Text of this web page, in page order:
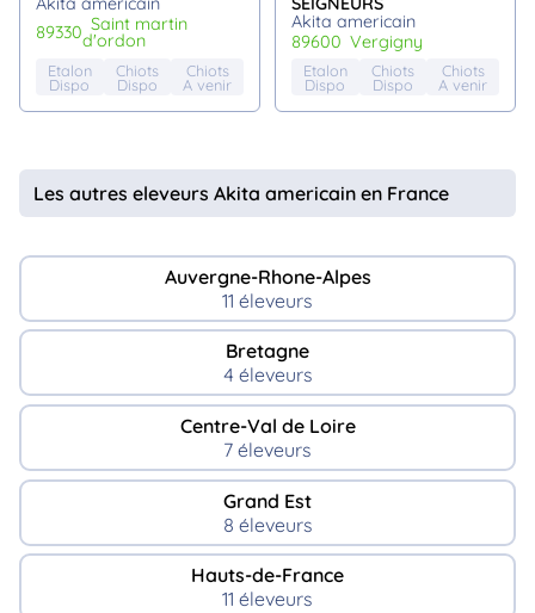
89330 saint martin
d'ordon
Etalon
Dispo
Chiots
Dispo
Chiots
A venir
Akita americain
89600
vergigny
Etalon
Dispo
Chiots
Dispo
Chiots
A venir
Les autres eleveurs Akita americain en France
Auvergne-Rhone-Alpes
11 éleveurs
Bretagne
4 éleveurs
Centre-Val de Loire
7 éleveurs
Grand Est
8 éleveurs
Hauts-de-France
11 éleveurs